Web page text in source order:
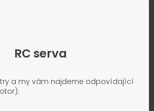
RC serva
a my vám najdeme odpovídající